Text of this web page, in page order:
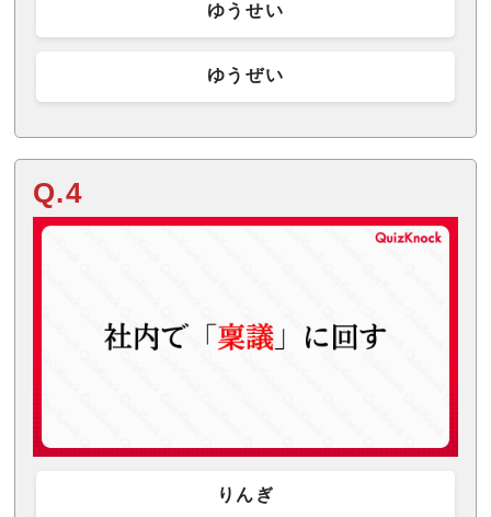
ゆうせい
ゆうぜい
Q.4
りんぎ